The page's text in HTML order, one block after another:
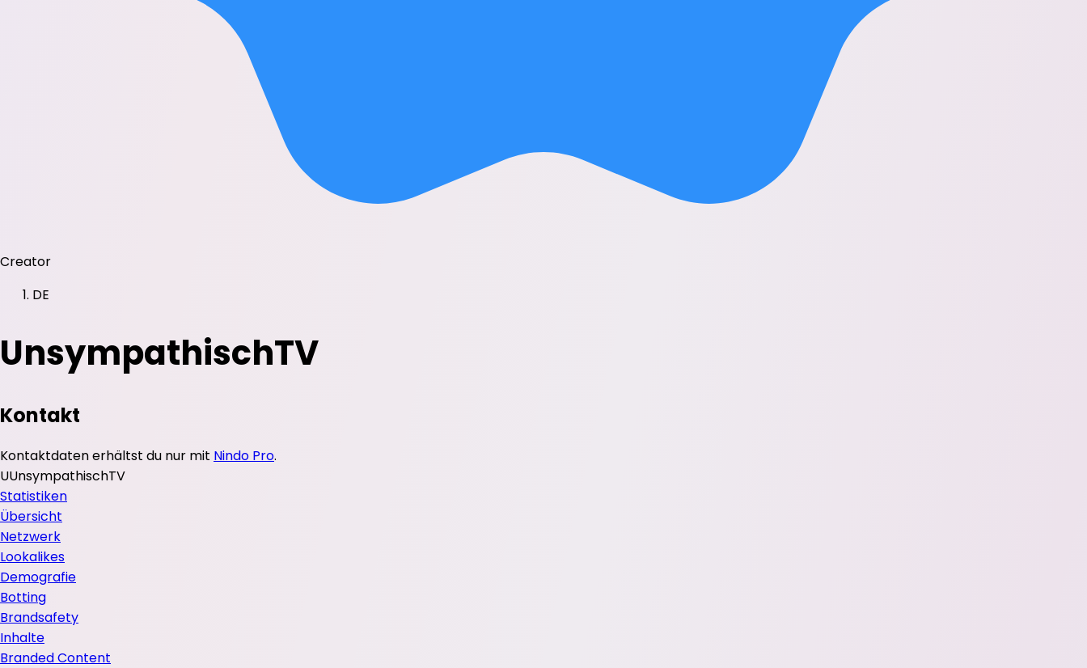
Creator
DE
UnsympathischTV
Kontakt
Kontaktdaten erhältst du nur mit Nindo Pro.
UUnsympathischTV
Statistiken
Übersicht
Netzwerk
Lookalikes
Demografie
Botting
Brandsafety
Inhalte
Branded Content